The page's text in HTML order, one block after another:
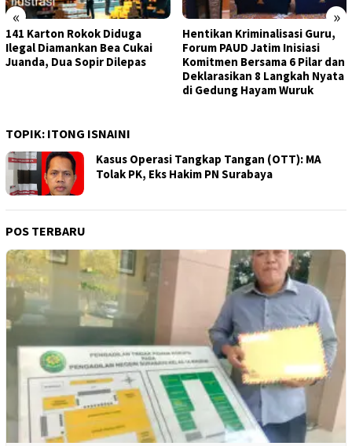
« »
141 Karton Rokok Diduga
Ilegal Diamankan Bea Cukai
Juanda, Dua Sopir Dilepas
Hentikan Kriminalisasi Guru,
Forum PAUD Jatim Inisiasi
Komitmen Bersama 6 Pilar dan
Deklarasikan 8 Langkah Nyata
di Gedung Hayam Wuruk
TOPIK: ITONG ISNAINI
Kasus Operasi Tangkap Tangan (OTT): MA
Tolak PK, Eks Hakim PN Surabaya
POS TERBARU